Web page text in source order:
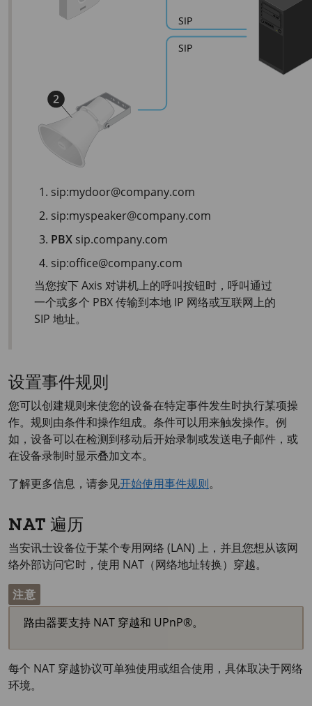
sip:mydoor@company.com
sip:myspeaker@company.com
PBX sip.company.com
sip:office@company.com
当您按下 Axis 对讲机上的呼叫按钮时，呼叫通过
一个或多个 PBX 传输到本地 IP 网络或互联网上的
SIP 地址。
设置事件规则
您可以创建规则来使您的设备在特定事件发生时执行某项操
作。规则由条件和操作组成。条件可以用来触发操作。例
如，设备可以在检测到移动后开始录制或发送电子邮件，或
在设备录制时显示叠加文本。
了解更多信息，请参见开始使用事件规则。
NAT 遍历
当安讯士设备位于某个专用网络 (LAN) 上，并且您想从该网
络外部访问它时，使用 NAT（网络地址转换）穿越。
注意
路由器要支持 NAT 穿越和 UPnP®。
每个 NAT 穿越协议可单独使用或组合使用，具体取决于网络
环境。